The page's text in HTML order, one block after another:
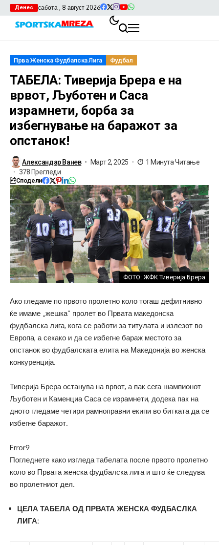
Денес сабота , 8 август 2026
Прва Женска Фудбалска Лига Фудбал
ТАБЕЛА: Тиверија Брера е на
врвот, Љуботен и Саса
израмнети, борба за
избегнување на баражот за
опстанок!
Александар Ванев Март 2, 2025
1 Минута Читање
378 Прегледи
Сподели
ФОТО: ЖФК Тиверија Брера
Ако гледаме по првото пролетно коло тогаш дефитнивно
ќе имаме „жешка“ пролет во Првата македонска
фудбалска лига, кога се работи за титулата и излезот во
Европа, а секако и да се избегне бараж местото за
опстанок во фудбалската елита на Македонија во женска
конкуренција.
Тиверија Брера останува на врвот, а пак сега шампионот
Љуботен и Каменциа Саса се израмнети, додека пак на
дното гледаме четири рамноправни екипи во битката да се
избегне баражот.
Error9
Погледнете како изгледа табелата после првото пролетно
коло во Првата женска фудбалска лига и што ќе следува
во пролетниот дел.
ЦЕЛА ТАБЕЛА ОД ПРВАТА ЖЕНСКА ФУДБАСЛКА
ЛИГА: